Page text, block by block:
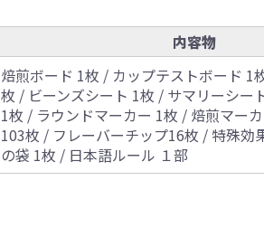
内容物
焙煎ボード 1枚 / カップテストボード 1
枚 / ビーンズシート 1枚 / サマリーシー
1枚 / ラウンドマーカー 1枚 / 焙煎マー
103枚 / フレーバーチップ16枚 / 特殊効
の袋 1枚 / 日本語ルール １部